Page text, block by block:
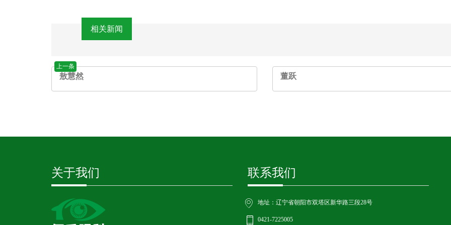
相关新闻
上一条
敖慧然 董跃
关于我们 联系我们
地址：辽宁省朝阳市双塔区新华路三段28号
0421-7225005